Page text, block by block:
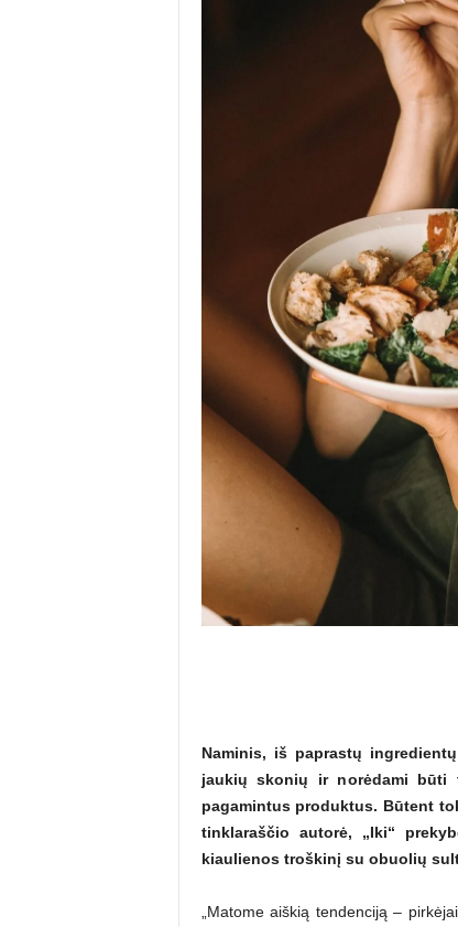
Naminis, iš paprastų
jaukių skonių ir norėdami būti
pagamintus produktus. Būtent
tinklaraščio autorė, „Iki“
kiaulienos troškinį su obuolių
„Matome aiškią tendenciją –